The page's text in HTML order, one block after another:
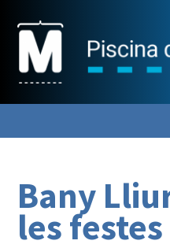
primary
navigation
content
primary
sidebar
Bany
les